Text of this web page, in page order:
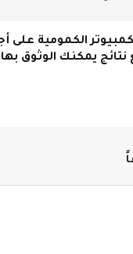
الكمومية على
نتائج يمكنك الوثوق بها